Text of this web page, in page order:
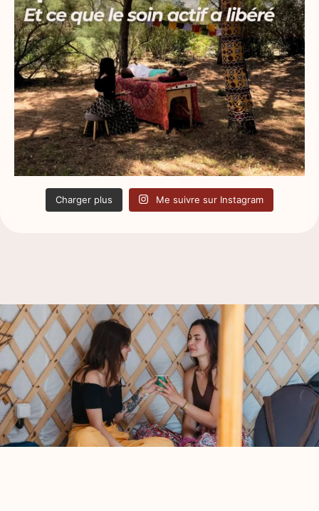
Charger plus Me suivre sur Instagram